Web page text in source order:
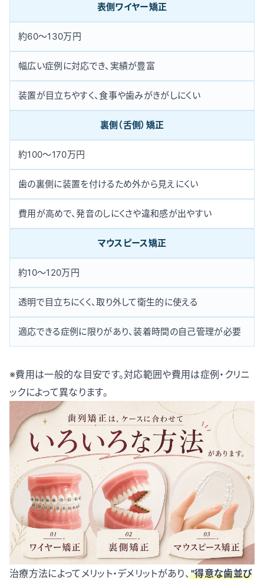
表側ワイヤー矯正
約60〜130万円
幅広い症例に対応でき、実績が豊富
装置が目立ちやすく、食事や歯みがきがしにくい
裏側（舌側）矯正
約100〜170万円
歯の裏側に装置を付けるため外から見えにくい
費用が高めで、発音のしにくさや違和感が出やすい
マウスピース矯正
約10〜120万円
透明で目立ちにくく、取り外して衛生的に使える
適応できる症例に限りがあり、装着時間の自己管理が必要
※費用は一般的な目安です。対応範囲や費用は症例・クリニ
ックによって異なります。
治療方法によってメリット・デメリットがあり、"得意な歯並び